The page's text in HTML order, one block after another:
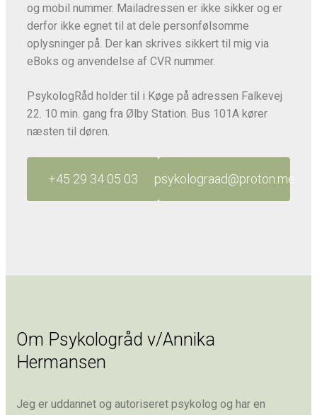
og mobil nummer. Mailadressen er ikke sikker og er
derfor ikke egnet til at dele personfølsomme
oplysninger på. Der kan skrives sikkert til mig via
eBoks og anvendelse af CVR nummer.
PsykologRåd holder til i Køge på adressen Falkevej
22. 10 min. gang fra Ølby Station. Bus 101A kører
næsten til døren.
+45 29 34 05 03 psykolograad@proton.me
Om Psykologråd v/Annika
Hermansen
Jeg er uddannet og autoriseret psykolog og har en